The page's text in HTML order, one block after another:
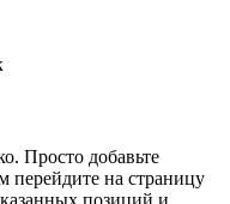
Просто добавьте
перейдите на страницу